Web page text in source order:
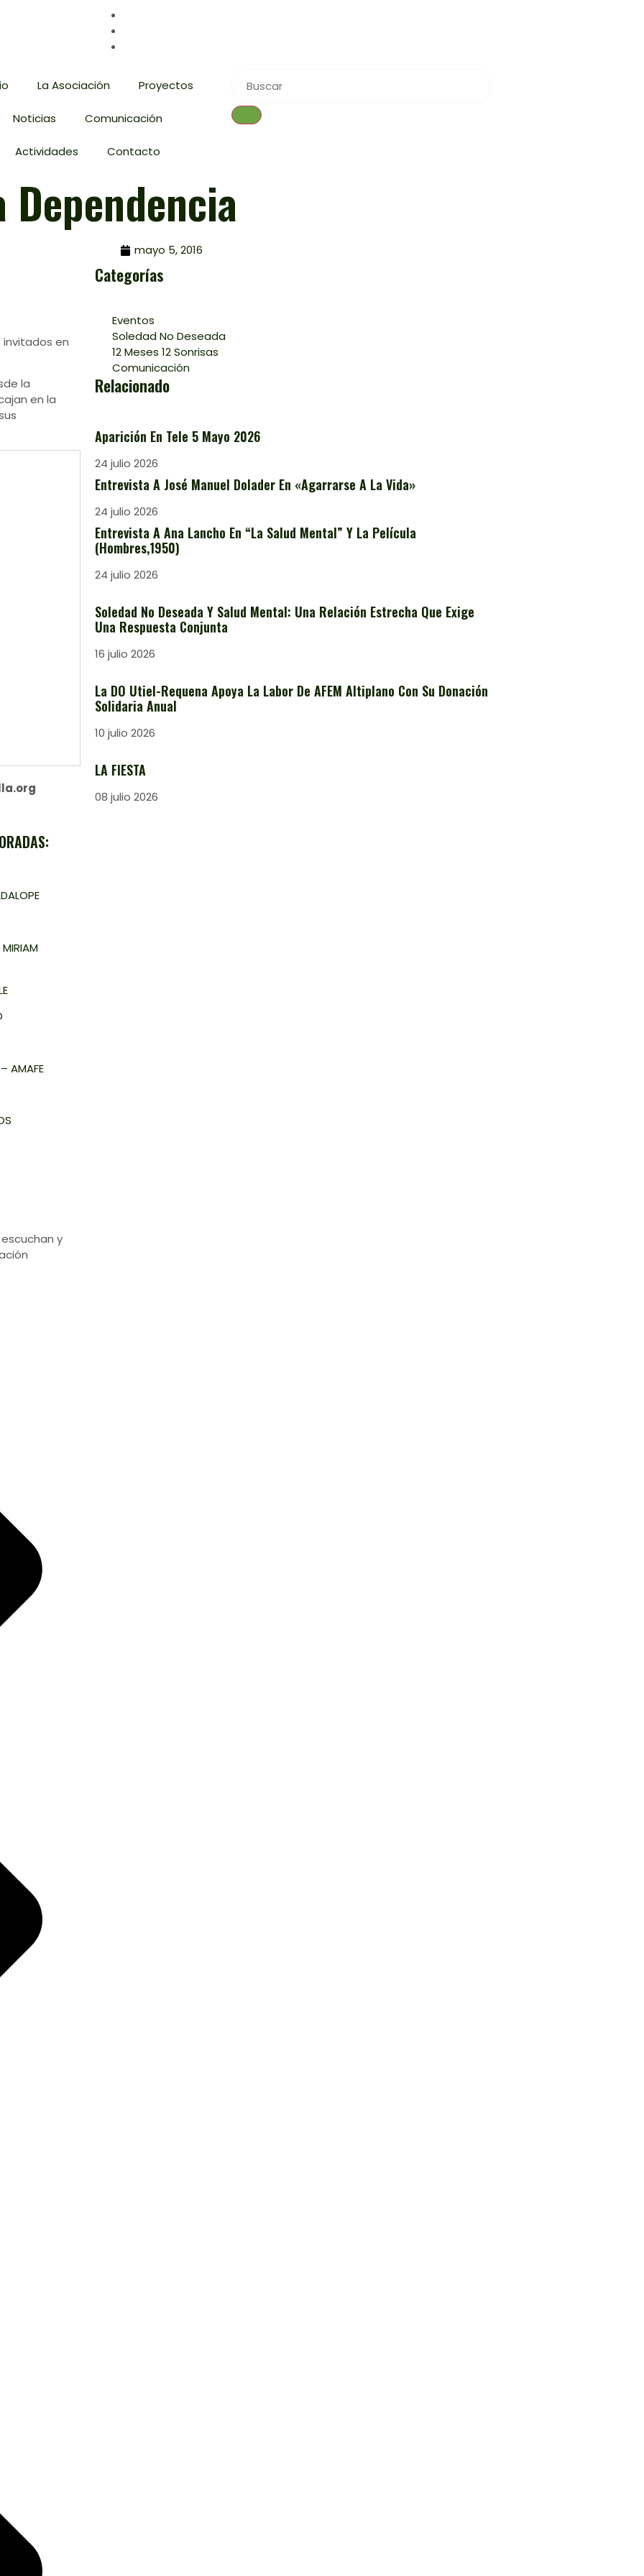
La Asociación Proyectos
Noticias Comunicación
Actividades Contacto
mayo 5, 2016
en
la
en la
AMAFE
y
Categorías
Eventos
Soledad No Deseada
12 Meses 12 Sonrisas
Comunicación
Relacionado
Aparición En Tele 5 Mayo 2026
24 julio 2026
Entrevista A José Manuel Dolader En «Agarrarse A La Vida»
24 julio 2026
Entrevista A Ana Lancho En “La Salud Mental” Y La Película
(Hombres,1950)
24 julio 2026
Soledad No Deseada Y Salud Mental: Una Relación Estrecha Que Exige
Una Respuesta Conjunta
16 julio 2026
La DO Utiel-Requena Apoya La Labor De AFEM Altiplano Con Su Donación
Solidaria Anual
10 julio 2026
LA FIESTA
08 julio 2026